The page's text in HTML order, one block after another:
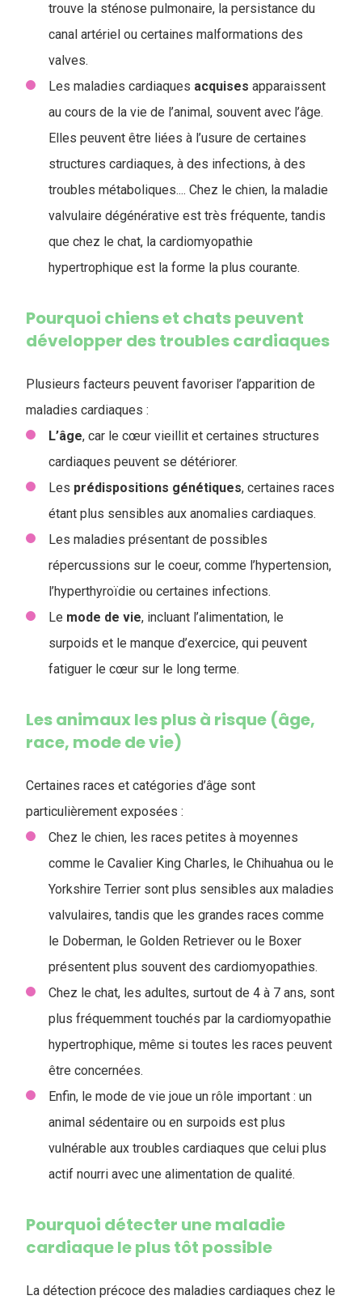
trouve la sténose pulmonaire, la persistance du
canal artériel ou certaines malformations des
valves.
Les maladies cardiaques acquises apparaissent
au cours de la vie de l’animal, souvent avec l’âge.
Elles peuvent être liées à l’usure de certaines
structures cardiaques, à des infections, à des
troubles métaboliques.... Chez le chien, la maladie
valvulaire dégénérative est très fréquente, tandis
que chez le chat, la cardiomyopathie
hypertrophique est la forme la plus courante.
Pourquoi chiens et chats peuvent
développer des troubles cardiaques
Plusieurs facteurs peuvent favoriser l’apparition de
maladies cardiaques :
L’âge, car le cœur vieillit et certaines structures
cardiaques peuvent se détériorer.
Les prédispositions génétiques, certaines races
étant plus sensibles aux anomalies cardiaques.
Les maladies présentant de possibles
répercussions sur le coeur, comme l’hypertension,
l’hyperthyroïdie ou certaines infections.
Le mode de vie, incluant l’alimentation, le
surpoids et le manque d’exercice, qui peuvent
fatiguer le cœur sur le long terme.
Les animaux les plus à risque (âge,
race, mode de vie)
Certaines races et catégories d’âge sont
particulièrement exposées :
Chez le chien, les races petites à moyennes
comme le Cavalier King Charles, le Chihuahua ou le
Yorkshire Terrier sont plus sensibles aux maladies
valvulaires, tandis que les grandes races comme
le Doberman, le Golden Retriever ou le Boxer
présentent plus souvent des cardiomyopathies.
Chez le chat, les adultes, surtout de 4 à 7 ans, sont
plus fréquemment touchés par la cardiomyopathie
hypertrophique, même si toutes les races peuvent
être concernées.
Enfin, le mode de vie joue un rôle important : un
animal sédentaire ou en surpoids est plus
vulnérable aux troubles cardiaques que celui plus
actif nourri avec une alimentation de qualité.
Pourquoi détecter une maladie
cardiaque le plus tôt possible
La détection précoce des maladies cardiaques chez le